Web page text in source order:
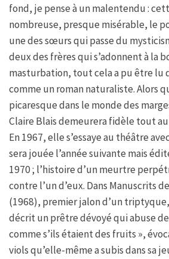
fond, je pense à un malentendu :
nombreuse, presque misérable, le
une des sœurs qui passe du
deux des frères qui s’adonnent à la
masturbation, tout cela a pu être lu
comme un roman naturaliste. Alors
picaresque dans le monde des
Claire Blais demeurera fidèle tout
En 1967, elle s’essaye au théâtre
sera jouée l’année suivante mais
1970 ; l’histoire d’un meurtre
contre l’un d’eux. Dans Manuscrits
(1968), premier jalon d’un
décrit un prêtre dévoyé qui abuse
comme s’ils étaient des fruits »,
viols qu’elle-même a subis dans sa